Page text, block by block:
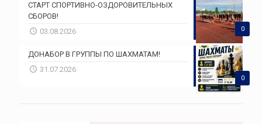
0
СТАРТ СПОРТИВНО-ОЗДОРОВИТЕЛЬНЫХ
СБОРОВ!
03.08.2026
0
ДОНАБОР В ГРУППЫ ПО ШАХМАТАМ!
31.07.2026